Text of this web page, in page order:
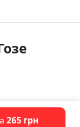
265 грн